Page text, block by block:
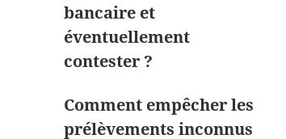
bancaire et
éventuellement
contester ?
Comment empêcher les
prélèvements inconnus